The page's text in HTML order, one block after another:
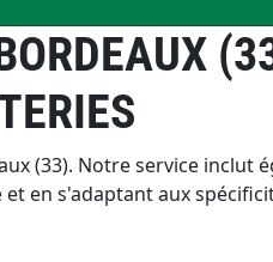
(33). Notre service inclut
en s'adaptant aux